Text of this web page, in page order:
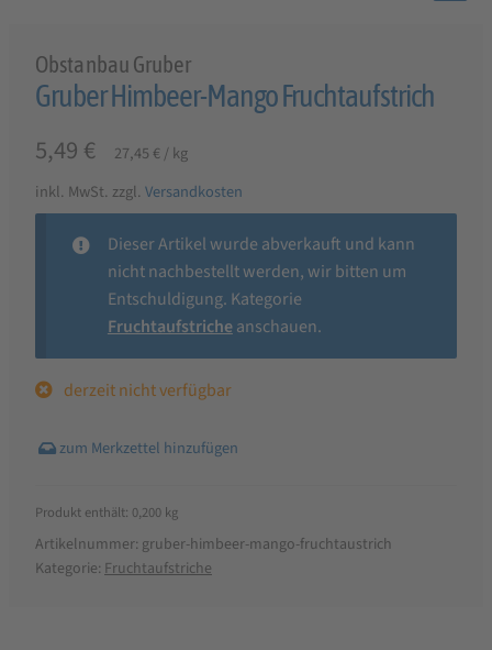
Obstanbau Gruber
Gruber Himbeer-Mango Fruchtaufstrich
5,49 € 27,45 €/kg
inkl. MwSt. zzgl. Versandkosten
Dieser Artikel wurde abverkauft und kann
nicht nachbestellt werden, wir bitten um
Entschuldigung. Kategorie
Fruchtaufstricheanschauen.
derzeit nicht verfügbar
Produkt enthält: 0,200 kg
Artikelnummer: gruber-himbeer-mango-fruchtaustrich
Kategorie: Fruchtaufstriche